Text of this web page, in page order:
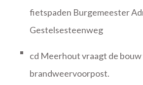
fietspaden Burgemeester
Gestelsesteenweg
cd Meerhout vraagt de bouw
brandweervoorpost.